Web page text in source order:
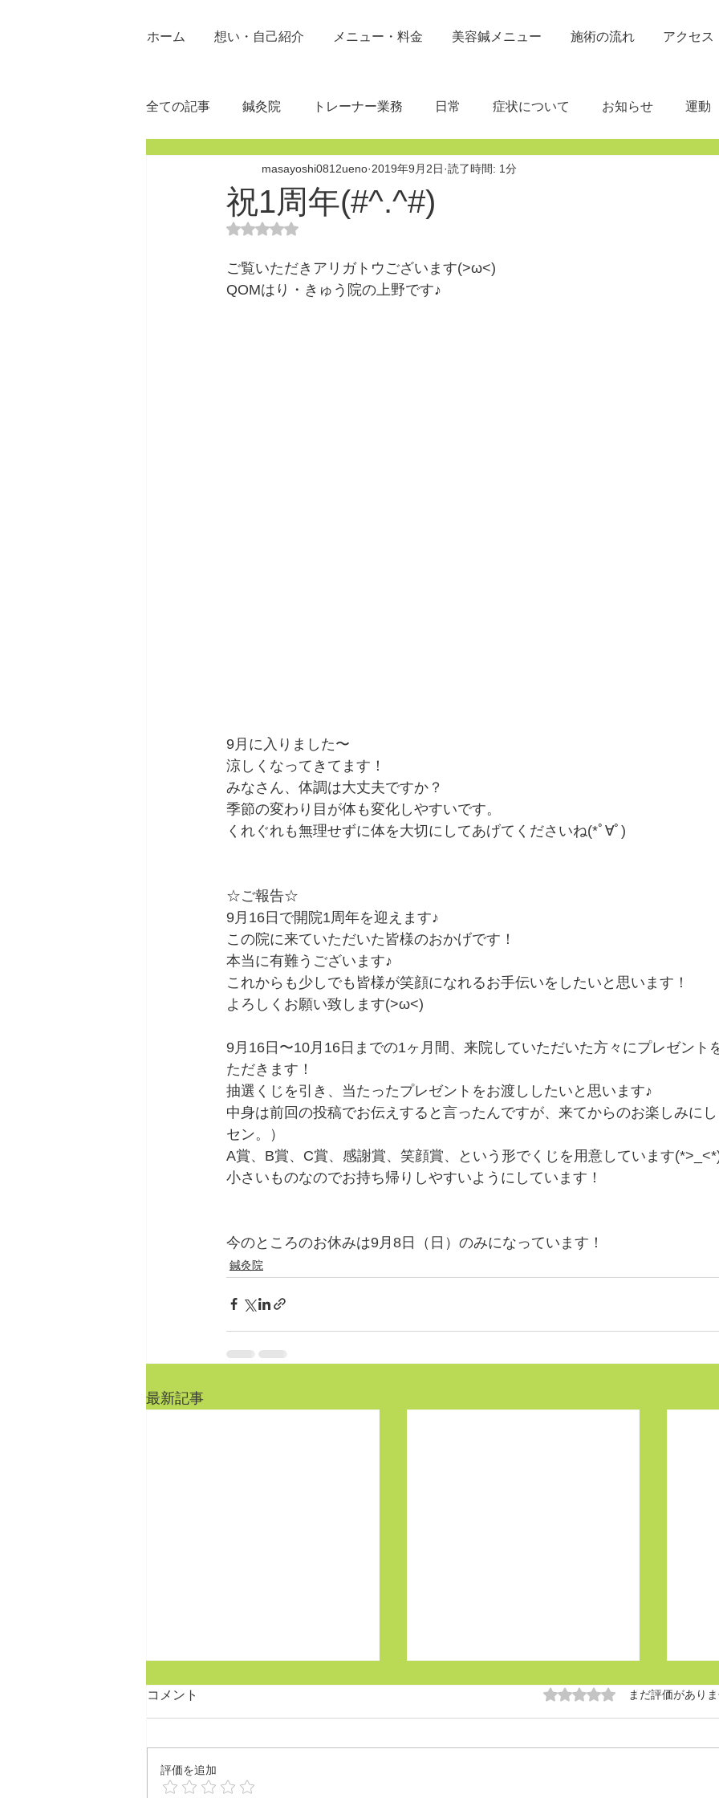
ホーム 想い・自己紹介 メニュー・料金 美容鍼メニュー 施術の流れ アクセス
全ての記事 鍼灸院 トレーナー業務 日常 症状について お知らせ 運動
祝1周年(#^.^#)
masayoshi0812ueno 2019年9月2日 読了時間: 1分
5つ星のうちNaNと評価されています。
ご覧いただきアリガトウございます(>ω<)
QOMはり・きゅう院の上野です♪
9月に入りました〜
涼しくなってきてます！
みなさん、体調は大丈夫ですか？
季節の変わり目が体も変化しやすいです。
くれぐれも無理せずに体を大切にしてあげてくださいね(*ﾟ∀ﾟ)
☆ご報告☆
9月16日で開院1周年を迎えます♪
この院に来ていただいた皆様のおかげです！
本当に有難うございます♪
これからも少しでも皆様が笑顔になれるお手伝いをしたいと思います！
よろしくお願い致します(>ω<)
9月16日〜10月16日までの1ヶ月間、来院していただいた方々にプレゼント
ただきます！
抽選くじを引き、当たったプレゼントをお渡ししたいと思います♪
中身は前回の投稿でお伝えすると言ったんですが、来てからのお楽しみに
セン。）
A賞、B賞、C賞、感謝賞、笑顔賞、という形でくじを用意しています
小さいものなのでお持ち帰りしやすいようにしています！
今のところのお休みは9月8日（日）のみになっています！
鍼灸院
最新記事
コメント 5つ星のうち0と評価されて
まだ評価があり
評価を追加